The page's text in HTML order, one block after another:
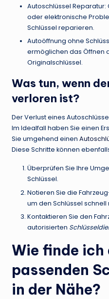
Autoschlüssel
oder elektronische
Schlüssel reparieren.
Autoöffnung ohne
ermöglichen das Öffnen
Originalschlüssel.
Was tun, wenn
verloren ist?
Der Verlust eines
Im Idealfall haben Sie einen
Sie umgehend einen
Diese Schritte können
Überprüfen Sie Ihre
Schlüssel.
Notieren Sie die
um den Schlüssel
Kontaktieren Sie den
autorisierten
Wie finde ich
passenden
in der Nähe?